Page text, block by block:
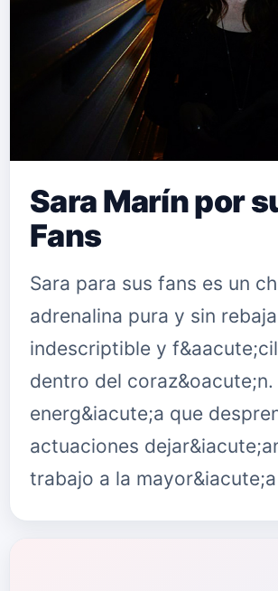
Sara Marín por
Fans
Sara para sus fans es un
adrenalina pura y sin
indescriptible y
dentro del coraz&oacute;n.
energ&iacute;a que
actuaciones
trabajo a la